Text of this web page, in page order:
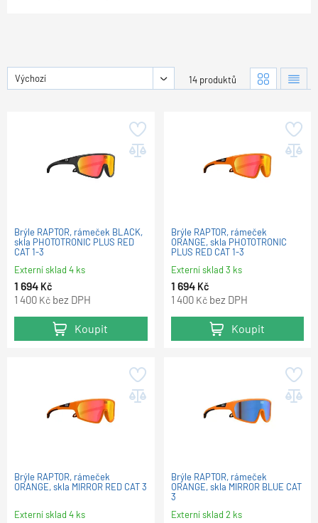
Výchozí 14 produktů
Brýle RAPTOR, rámeček BLACK,
skla PHOTOTRONIC PLUS RED
CAT 1-3
Externí sklad 4 ks
1 694 Kč
1 400 Kč bez DPH
Koupit
Brýle RAPTOR, rámeček
ORANGE, skla PHOTOTRONIC
PLUS RED CAT 1-3
Externí sklad 3 ks
1 694 Kč
1 400 Kč bez DPH
Koupit
Brýle RAPTOR, rámeček
ORANGE, skla MIRROR RED CAT 3
Externí sklad 4 ks
Brýle RAPTOR, rámeček
ORANGE, skla MIRROR BLUE CAT
3
Externí sklad 2 ks